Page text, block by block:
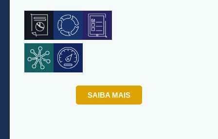
SAIBA MAIS